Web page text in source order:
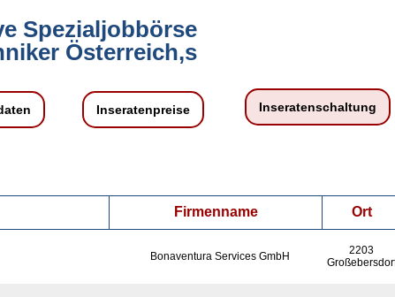
Spezialjobbörse
Österreich,s
Inseratenpreise Inseratenschaltung
Firmenname Ort
Bonaventura Services GmbH
2203